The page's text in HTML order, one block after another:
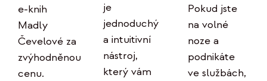
e-knih
Madly
Čevelové za
zvýhodněnou
cenu.
je
jednoduchý
a intuitivní
nástroj,
který vám
Pokud jste
na volné
noze a
podnikáte
ve službách,